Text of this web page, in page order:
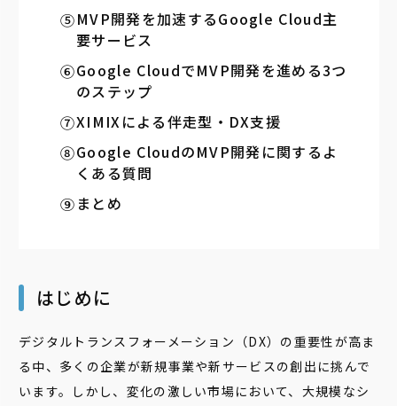
MVP開発を加速するGoogle Cloud主
要サービス
Google CloudでMVP開発を進める3つ
のステップ
XIMIXによる伴走型・DX支援
Google CloudのMVP開発に関するよ
くある質問
まとめ
はじめに
デジタルトランスフォーメーション（DX）の重要性が高ま
る中、多くの企業が新規事業や新サービスの創出に挑んで
います。しかし、変化の激しい市場において、大規模なシ